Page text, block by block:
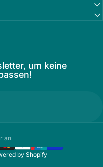
um keine
an
by Shopify